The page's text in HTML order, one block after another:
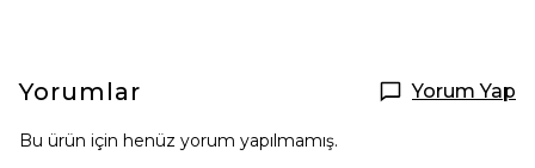
Yorumlar Yorum Yap
Bu ürün için henüz yorum yapılmamış.